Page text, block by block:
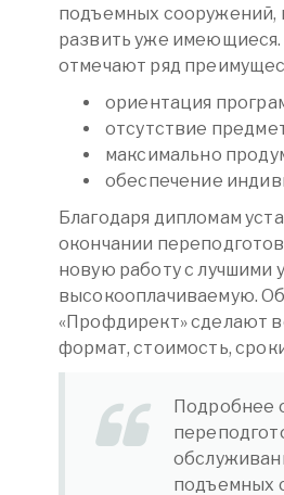
подъемных сооружений,
развить уже имеющиеся.
отмечают ряд
ориентация
отсутствие
максимально
обеспечение
Благодаря дипломам
окончании
новую работу с лучшими
высокооплачиваемую.
«Профдирект» сделают
формат, стоимость,
Подробнее
подъемных